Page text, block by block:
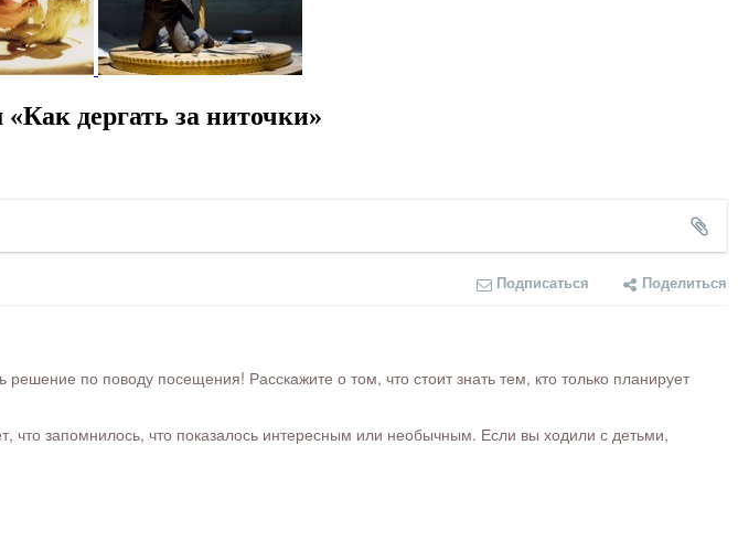
дергать за ниточки»
Подписаться Поделиться
по поводу посещения! Расскажите о том, что стоит знать тем, кто только планирует
запомнилось, что показалось интересным или необычным. Если вы ходили с детьми,